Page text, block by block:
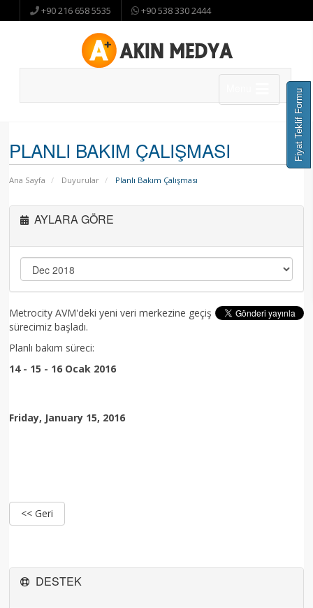
+90 216 658 5535 +90 538 330 2444
PLANLI BAKIM ÇALIŞMASI
Ana Sayfa Duyurular Planlı Bakım Çalışması
AYLARA GÖRE
Metrocity AVM'deki yeni veri merkezine geçiş
sürecimiz başladı.
Planlı bakım süreci:
14 - 15 - 16 Ocak 2016
Friday, January 15, 2016
<< Geri
DESTEK
Fiyat Teklif Formu